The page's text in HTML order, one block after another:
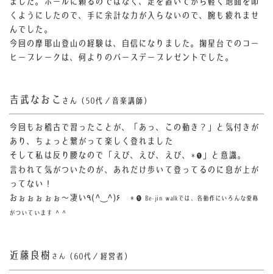
くようにしたので、手に余計な力が入らないので、腕も疲れませ
んでした。
今回の摩耶山登山の経験は、自信になりました。掬星台でのコー
ヒーブレークは、何よりのバースデープレゼントでした。
吉武なおこ さん（50代／音楽講師）
今回もお稽古で習ったことが、「あっ、この動き？」と気付きが
あり、ちょっと繋がって楽しく登れました
そして私は反り腰なので「えび、えび、えび、
＊❶
」と意識。
言われて気がついたのが、あれだけ歩いて登ってるのに息が上が
ってない！
おぉぉぉぉぉ〜凄い٩(^‿^)۶
＊❶ Be-jin walkでは、各動作にいろんな愛称
がついています ^ ^
近藤良樹 さん （60代／経営者）